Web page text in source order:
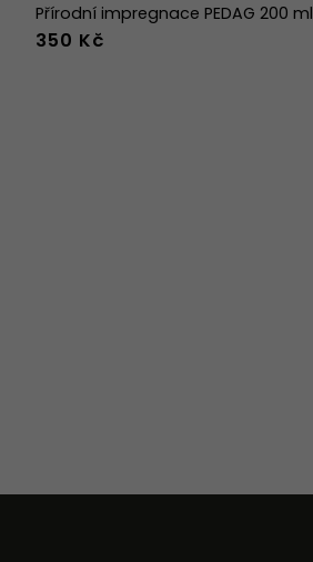
Přírodní impregnace PEDAG 200 ml
350 Kč
Z